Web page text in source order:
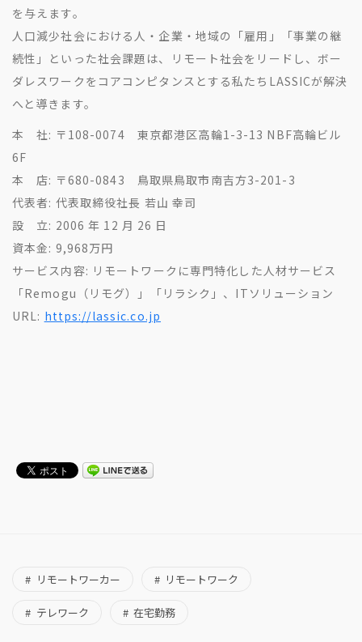
を与えます。
人口減少社会における人・企業・地域の「雇用」「事業の継
続性」といった社会課題は、リモート社会をリードし、ボー
ダレスワークをコアコンピタンスとする私たちLASSICが解決
へと導きます。
本 社: 〒108-0074 東京都港区高輪1-3-13 NBF高輪ビル
6F
本 店: 〒680-0843 鳥取県鳥取市南吉方3-201-3
代表者: 代表取締役社長 若山 幸司
設 立: 2006 年 12 月 26 日
資本金: 9,968万円
サービス内容: リモートワークに専門特化した人材サービス
「Remogu（リモグ）」「リラシク」、ITソリューション
URL: https://lassic.co.jp
リモートワーカー リモートワーク
テレワーク 在宅勤務